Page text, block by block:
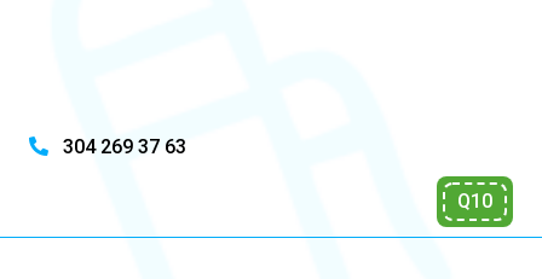
304 269 37 63
Q10